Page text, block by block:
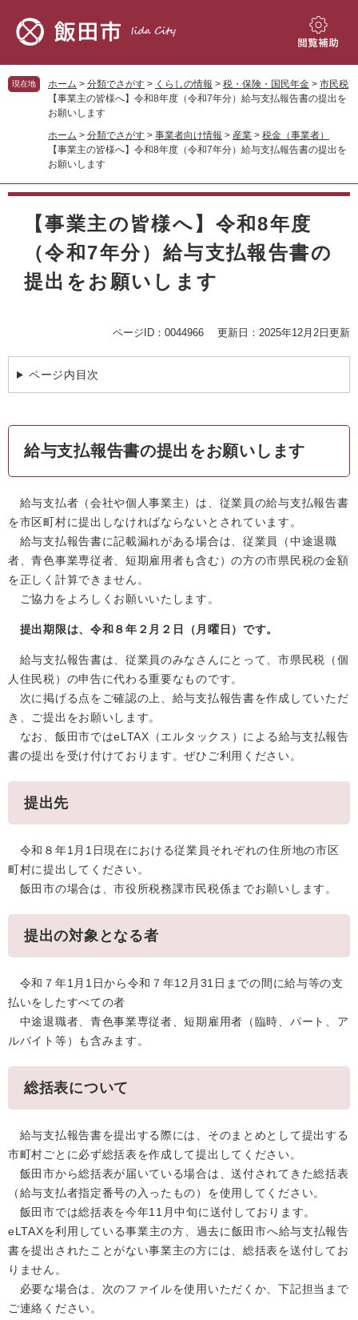
先
頭
を
飛
へ
閲
補
助
現在地 ホーム > 分類でさがす > くらしの情報 > 税・保険・国民年金 > 市民税
【事業主の皆様へ】令和8年度（令和7年分）給与支払報告書の提出を
お願いします
ホーム > 分類でさがす > 事業者向け情報 > 産業 > 税金（事業者）
【事業主の皆様へ】令和8年度（令和7年分）給与支払報告書の提出を
お願いします
本
【事業主の皆様へ】令和8年度
（令和7年分）給与支払報告書の
提出をお願いします
ページID：0044966 更新日：2025年12月2日更新
ページ内目次
給与支払報告書の提出をお願いします
給与支払者（会社や個人事業主）は、従業員の給与支払報告書
を市区町村に提出しなければならないとされています。
給与支払報告書に記載漏れがある場合は、従業員（中途退職
者、青色事業専従者、短期雇用者も含む）の方の市県民税の金額
を正しく計算できません。
ご協力をよろしくお願いいたします。
提出期限は、令和８年２月２ 日（月曜日）です。
給与支払報告書は、従業員のみなさんにとって、市県民税（個
人住民税）の申告に代わる重要なものです。
次に掲げる点をご確認の上、給与支払報告書を作成していただ
き、ご提出をお願いします。
なお、飯田市ではeLTAX（エルタックス）による給与支払報告
書の提出を受け付けております。ぜひご利用ください。
提出先
令和８年1月1日現在における従業員それぞれの住所地の市区
町村に提出してください。
飯田市の場合は、市役所税務課市民税係までお願いします。
提出の対象となる者
令和７年1月1日から令和７年12月31日までの間に給与等の支
払いをしたすべての者
中途退職者、青色事業専従者、短期雇用者（臨時、パート、ア
ルバイト等）も含みます。
総括表について
給与支払報告書を提出する際には、そのまとめとして提出する
市町村ごとに必ず総括表を作成して提出してください。
飯田市から総括表が届いている場合は、送付されてきた総括表
（給与支払者指定番号の入ったもの）を使用してください。
飯田市では総括表を今年11月中旬に送付しております。
eLTAXを利用している事業主の方、過去に飯田市へ給与支払報告
書を提出されたことがない事業主の方には、総括表を送付してお
りません。
必要な場合は、次のファイルを使用いただくか、下記担当まで
ご連絡ください。